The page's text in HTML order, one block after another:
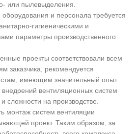
или пылевыделения.
и персонала требуется
гигиеническими и
параметры производственного
проекты соответствовали всем
заказчика, рекомендуется
имеющим значительный опыт
вентиляционных систем
сложности на производстве.
монтаж систем вентиляции
проект. Таким образом, за